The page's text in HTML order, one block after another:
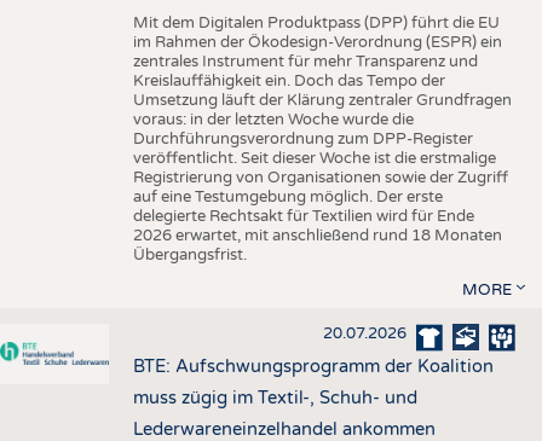
Mit dem Digitalen Produktpass (DPP) führt die EU
im Rahmen der Ökodesign-Verordnung (ESPR) ein
zentrales Instrument für mehr Transparenz und
Kreislauffähigkeit ein. Doch das Tempo der
Umsetzung läuft der Klärung zentraler Grundfragen
voraus: in der letzten Woche wurde die
Durchführungsverordnung zum DPP-Register
veröffentlicht. Seit dieser Woche ist die erstmalige
Registrierung von Organisationen sowie der Zugriff
auf eine Testumgebung möglich. Der erste
delegierte Rechtsakt für Textilien wird für Ende
2026 erwartet, mit anschließend rund 18 Monaten
Übergangsfrist.
MORE
20.07.2026
BTE: Aufschwungsprogramm der Koalition
muss zügig im Textil-, Schuh- und
Lederwareneinzelhandel ankommen